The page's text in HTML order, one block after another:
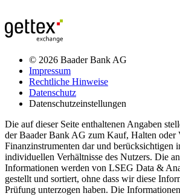
© 2026 Baader Bank AG
Impressum
Rechtliche Hinweise
Datenschutz
Datenschutzeinstellungen
Die auf dieser Seite enthaltenen Angaben
der Baader Bank AG zum Kauf, Halten oder
Finanzinstrumenten dar und berücksichtigen
individuellen Verhältnisse des Nutzers. Die
Informationen werden von LSEG Data &
gestellt und sortiert, ohne dass wir diese
Prüfung unterzogen haben. Die